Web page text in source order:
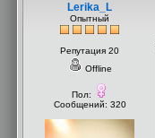
Lerika_L
Опытный
Репутация 20
Offline
Пол:
Сообщений: 320